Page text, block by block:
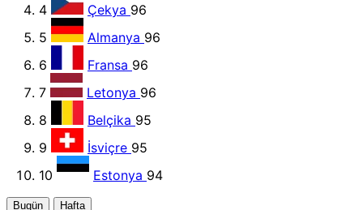
4
Çekya 96
5
Almanya 96
6
Fransa 96
7
Letonya 96
8
Belçika 95
9
İsviçre 95
10
Estonya 94
Bugün
Hafta